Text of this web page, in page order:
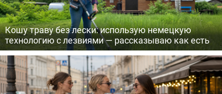
Кошу траву без лески: использую немецкую
технологию с лезвиями — рассказываю как есть